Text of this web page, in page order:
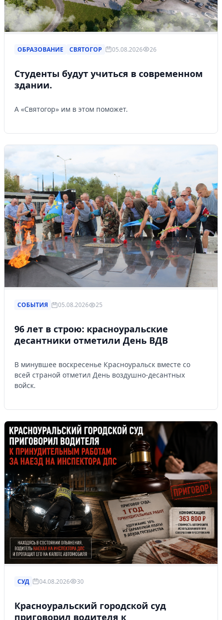
ОБРАЗОВАНИЕ СВЯТОГОР 05.08.2026 26
Студенты будут учиться в современном
здании.
А «Святогор» им в этом поможет.
СОБЫТИЯ 05.08.2026 25
96 лет в строю: красноуральские
десантники отметили День ВДВ
В минувшее воскресенье Красноуральск вместе со
всей страной отметил День воздушно-десантных
войск.
СУД 04.08.2026 30
Красноуральский городской суд
приговорил водителя к